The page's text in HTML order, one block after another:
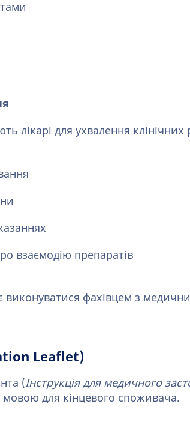
лікарі для ухвалення клінічних
взаємодію препаратів
виконуватися фахівцем з
Leaflet)
(Інструкція для медичного
для кінцевого споживача.